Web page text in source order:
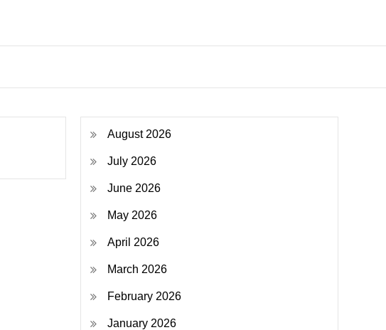
August 2026
July 2026
June 2026
May 2026
April 2026
March 2026
February 2026
January 2026